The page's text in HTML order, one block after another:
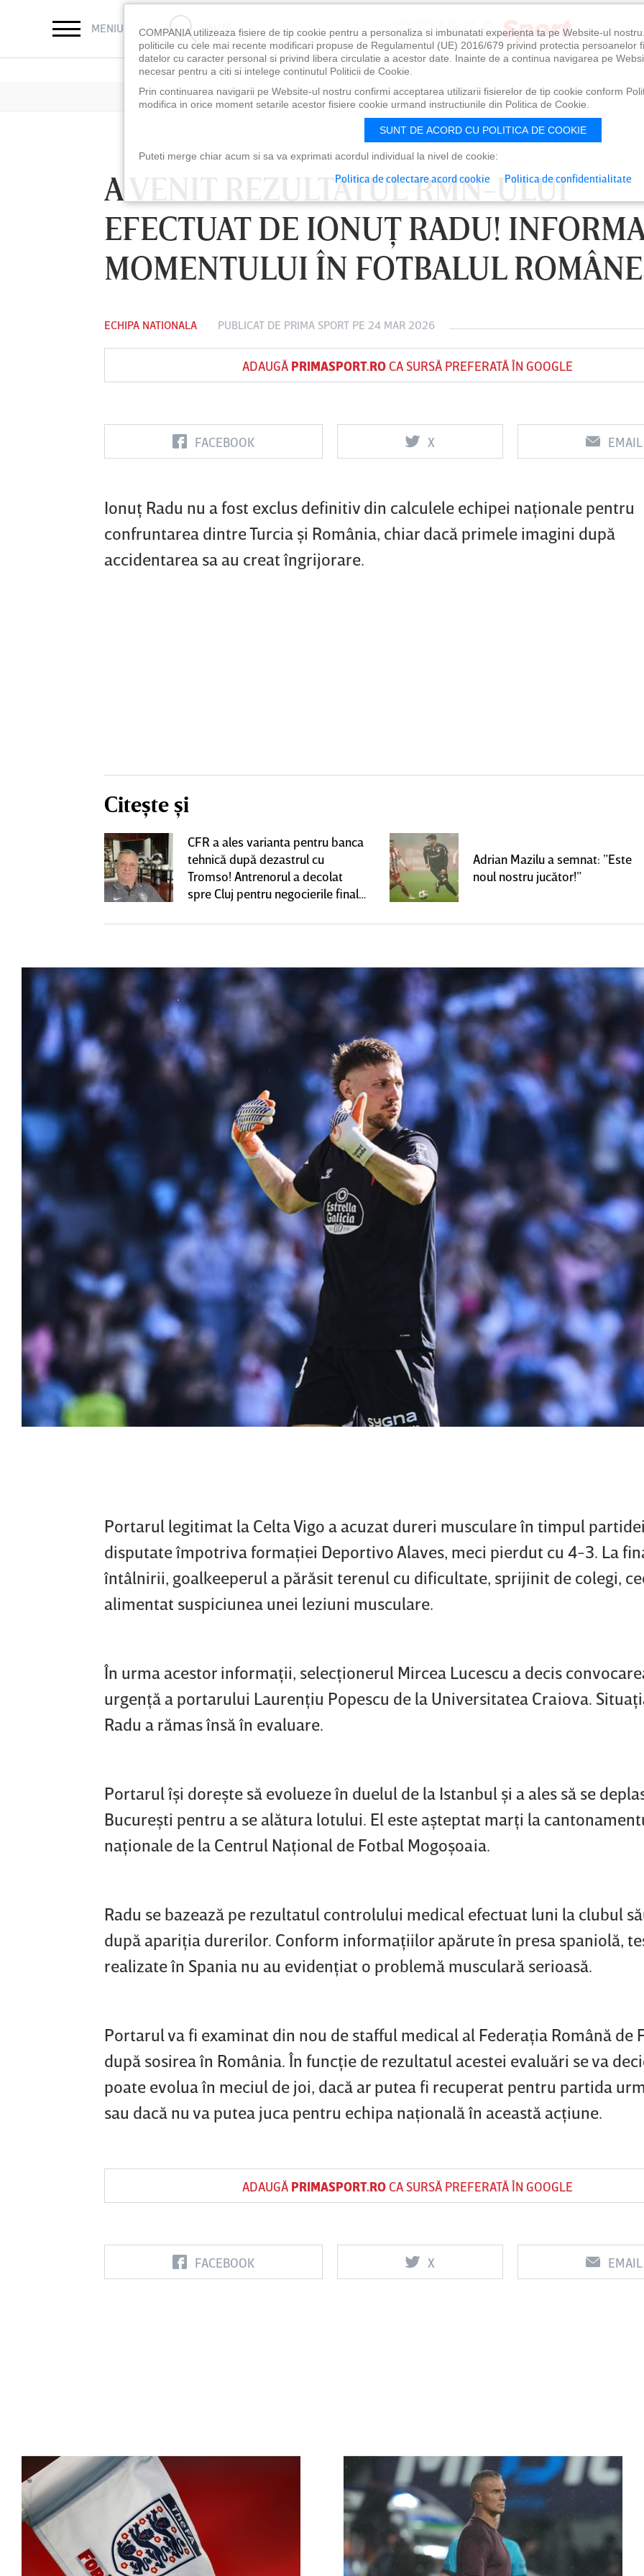
MENIU CAUTĂ
A VENIT REZULTATUL RMN-ULUI
EFECTUAT DE IONUŢ RADU!
MOMENTULUI ÎN FOTBALUL
ECHIPA NATIONALA PUBLICAT DE PRIMA SPORT PE 24 MAR 2026
ADAUGĂ PRIMASPORT.ROCA SURSĂ PREFERATĂ ÎN GOOGLE
FACEBOOK X EMAIL
Ionuţ Radu nu a fost exclus definitiv din calculele echipei naţionale pentru
confruntarea dintre Turcia şi România, chiar dacă primele imagini după
accidentarea sa au creat îngrijorare.
Citește și
CFR a ales varianta pentru banca
tehnică după dezastrul cu
Tromso! Antrenorul a decolat
spre Cluj pentru negocierile finale
Adrian Mazilu a semnat: ”Este
noul nostru jucător!”
Portarul legitimat la Celta Vigo a acuzat dureri musculare în timpul partidei
disputate împotriva formaţiei Deportivo Alaves, meci pierdut cu 4-3. La
întâlnirii, goalkeeperul a părăsit terenul cu dificultate, sprijinit de colegi,
alimentat suspiciunea unei leziuni musculare.
În urma acestor informaţii, selecţionerul Mircea Lucescu a decis
urgenţă a portarului Laurenţiu Popescu de la Universitatea Craiova.
Radu a rămas însă în evaluare.
Portarul îşi doreşte să evolueze în duelul de la Istanbul şi a ales să se
Bucureşti pentru a se alătura lotului. El este aşteptat marţi la
naţionale de la Centrul Naţional de Fotbal Mogoşoaia.
Radu se bazează pe rezultatul controlului medical efectuat luni la clubul
după apariţia durerilor. Conform informaţiilor apărute în presa spaniolă,
realizate în Spania nu au evidenţiat o problemă musculară serioasă.
Portarul va fi examinat din nou de stafful medical al Federaţia Română de
după sosirea în România. În funcţie de rezultatul acestei evaluări se va
poate evolua în meciul de joi, dacă ar putea fi recuperat pentru partida
sau dacă nu va putea juca pentru echipa naţională în această acţiune.
ADAUGĂ PRIMASPORT.ROCA SURSĂ PREFERATĂ ÎN GOOGLE
FACEBOOK X EMAIL
FC Botoşani
Vs
Corvinul
Hunedoara
Sepsi OSK Sf
Vs
FCSB UTA Arad
0
Vs
Rapid
0
COMPANIA utilizeaza fisiere de tip cookie pentru a personaliza si imbunatati experienta ta pe Website-ul
politicile cu cele mai recente modificari propuse de Regulamentul (UE) 2016/679 privind protectia persoanelor
datelor cu caracter personal si privind libera circulatie a acestor date. Inainte de a continua navigarea pe
necesar pentru a citi si intelege continutul Politicii de Cookie.
Prin continuarea navigarii pe Website-ul nostru confirmi acceptarea utilizarii fisierelor de tip cookie conform
modifica in orice moment setarile acestor fisiere cookie urmand instructiunile din Politica de Cookie.
SUNT DE ACORD CU POLITICA DE COOKIE
Puteti merge chiar acum si sa va exprimati acordul individual la nivel de cookie:
Politica de colectare acord cookie Politica de confidentialitate